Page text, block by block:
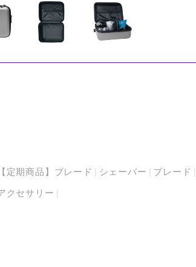
【定期商品】ブレード シェーバー ブレード
クセサリー